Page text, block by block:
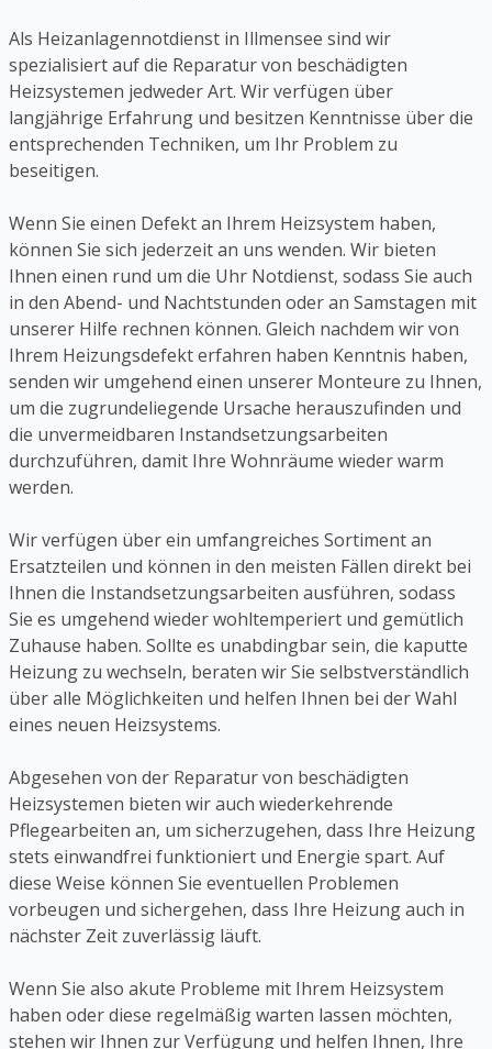
Als Heizanlagennotdienst in Illmensee sind wir
spezialisiert auf die Reparatur von beschädigten
Heizsystemen jedweder Art. Wir verfügen über
langjährige Erfahrung und besitzen Kenntnisse über die
entsprechenden Techniken, um Ihr Problem zu
beseitigen.
Wenn Sie einen Defekt an Ihrem Heizsystem haben,
können Sie sich jederzeit an uns wenden. Wir bieten
Ihnen einen rund um die Uhr Notdienst, sodass Sie auch
in den Abend- und Nachtstunden oder an Samstagen mit
unserer Hilfe rechnen können. Gleich nachdem wir von
Ihrem Heizungsdefekt erfahren haben Kenntnis haben,
senden wir umgehend einen unserer Monteure zu Ihnen,
um die zugrundeliegende Ursache herauszufinden und
die unvermeidbaren Instandsetzungsarbeiten
durchzuführen, damit Ihre Wohnräume wieder warm
werden.
Wir verfügen über ein umfangreiches Sortiment an
Ersatzteilen und können in den meisten Fällen direkt bei
Ihnen die Instandsetzungsarbeiten ausführen, sodass
Sie es umgehend wieder wohltemperiert und gemütlich
Zuhause haben. Sollte es unabdingbar sein, die kaputte
Heizung zu wechseln, beraten wir Sie selbstverständlich
über alle Möglichkeiten und helfen Ihnen bei der Wahl
eines neuen Heizsystems.
Abgesehen von der Reparatur von beschädigten
Heizsystemen bieten wir auch wiederkehrende
Pflegearbeiten an, um sicherzugehen, dass Ihre Heizung
stets einwandfrei funktioniert und Energie spart. Auf
diese Weise können Sie eventuellen Problemen
vorbeugen und sichergehen, dass Ihre Heizung auch in
nächster Zeit zuverlässig läuft.
Wenn Sie also akute Probleme mit Ihrem Heizsystem
haben oder diese regelmäßig warten lassen möchten,
stehen wir Ihnen zur Verfügung und helfen Ihnen, Ihre